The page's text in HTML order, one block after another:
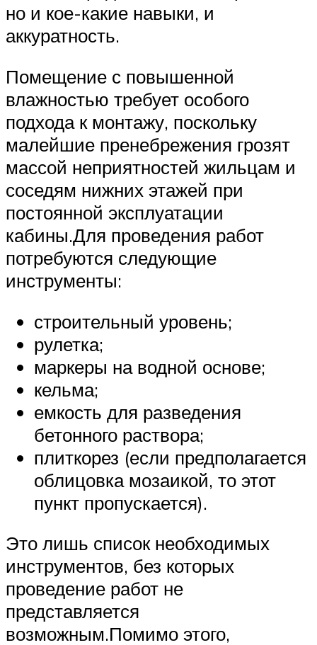
но и кое-какие навыки, и
аккуратность.
Помещение с повышенной
влажностью требует особого
подхода к монтажу, поскольку
малейшие пренебрежения грозят
массой неприятностей жильцам и
соседям нижних этажей при
постоянной эксплуатации
кабины.Для проведения работ
потребуются следующие
инструменты:
строительный уровень;
рулетка;
маркеры на водной основе;
кельма;
емкость для разведения
бетонного раствора;
плиткорез (если предполагается
облицовка мозаикой, то этот
пункт пропускается).
Это лишь список необходимых
инструментов, без которых
проведение работ не
представляется
возможным.Помимо этого,